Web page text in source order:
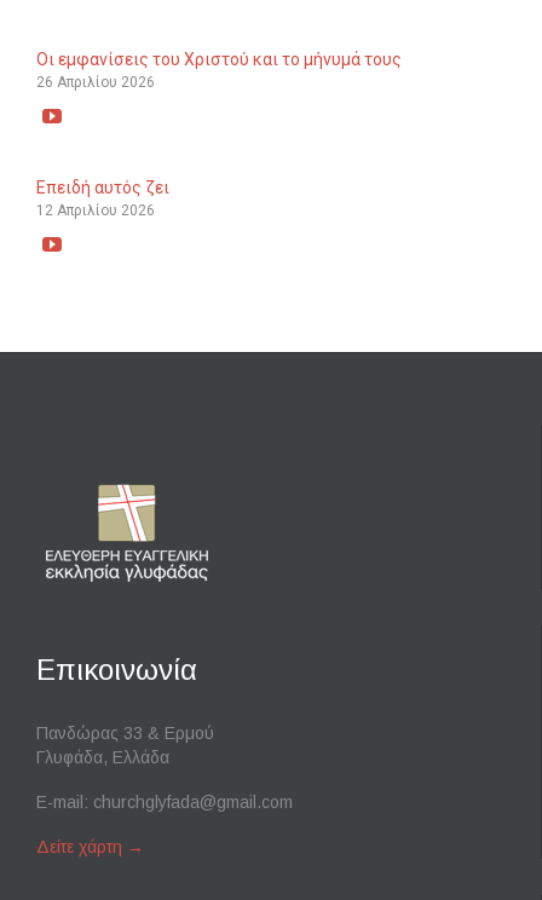
Οι εμφανίσεις του Χριστού και το μήνυμά τους
26 Απριλίου 2026

Επειδή αυτός ζει
12 Απριλίου 2026

Επικοινωνία
Πανδώρας 33 & Ερμού
Γλυφάδα, Ελλάδα
E-mail: churchglyfada@gmail.com
Δείτε χάρτη →